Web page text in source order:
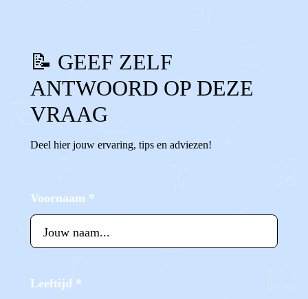
📝 GEEF ZELF
ANTWOORD OP DEZE
VRAAG
Deel hier jouw ervaring, tips en adviezen!
Voornaam *
Leeftijd *